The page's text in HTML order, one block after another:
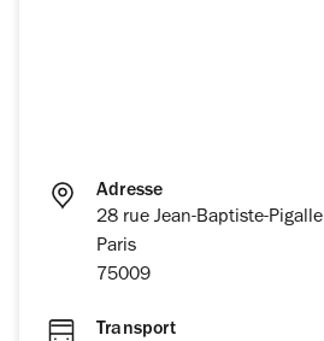
Adresse
28 rue Jean-Baptiste-Pigalle
Paris
75009
Transport